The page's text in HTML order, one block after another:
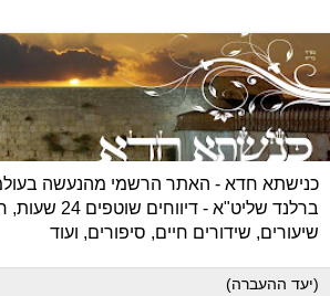
כנישתא חדא - האתר הרשמי מהנעשה
ברלנד שליט"א -
שיעורים, שידורים חיים, סיפורים, ועוד